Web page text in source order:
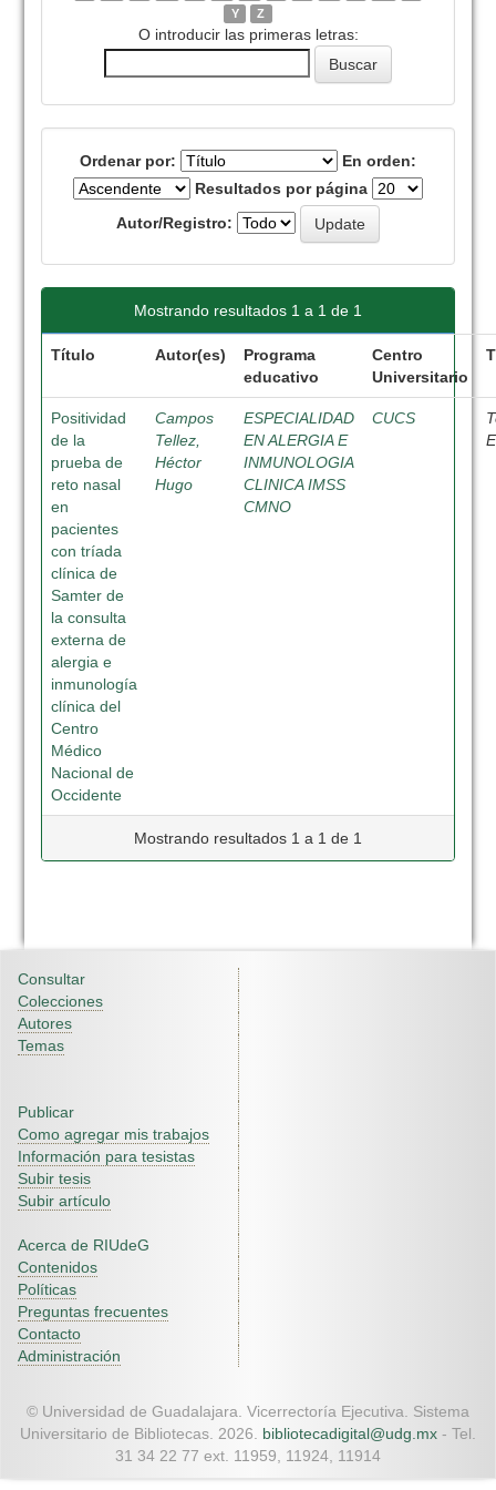
Y
Z
O introducir las primeras letras:
Ordenar por:
En orden:
Resultados por página
Autor/Registro:
Mostrando resultados 1 a 1 de 1
Título Autor(es)
Programa
educativo
Centro
Universitario
Positividad
de la
prueba de
reto nasal
en
pacientes
con tríada
clínica de
Samter de
la consulta
externa de
alergia e
inmunología
clínica del
Centro
Médico
Nacional de
Occidente
Campos
Tellez,
Héctor
Hugo
ESPECIALIDAD
EN ALERGIA E
INMUNOLOGIA
CLINICA IMSS
CMNO
CUCS
Mostrando resultados 1 a 1 de 1
Consultar
Colecciones
Autores
Temas
Publicar
Como agregar mis trabajos
Información para tesistas
Subir tesis
Subir artículo
Acerca de RIUdeG
Contenidos
Políticas
Preguntas frecuentes
Contacto
Administración
© Universidad de Guadalajara. Vicerrectoría Ejecutiva. Sistema
Universitario de Bibliotecas. 2026. bibliotecadigital@udg.mx - Tel.
31 34 22 77 ext. 11959, 11924, 11914